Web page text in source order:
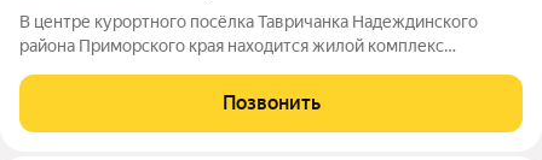
В центре курортного посёлка Тавричанка Надеждинского
района Приморского края находится жилой комплекс
дом культуры. Рядом есть всё, что нужно для жизни: можно
сесть на общественный транспорт,
Позвонить